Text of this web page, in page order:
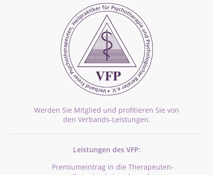
Werden Sie Mitglied und profitieren Sie von
den Verbands-Leistungen.
Leistungen des VFP:
Premiumeintrag in die Therapeuten-